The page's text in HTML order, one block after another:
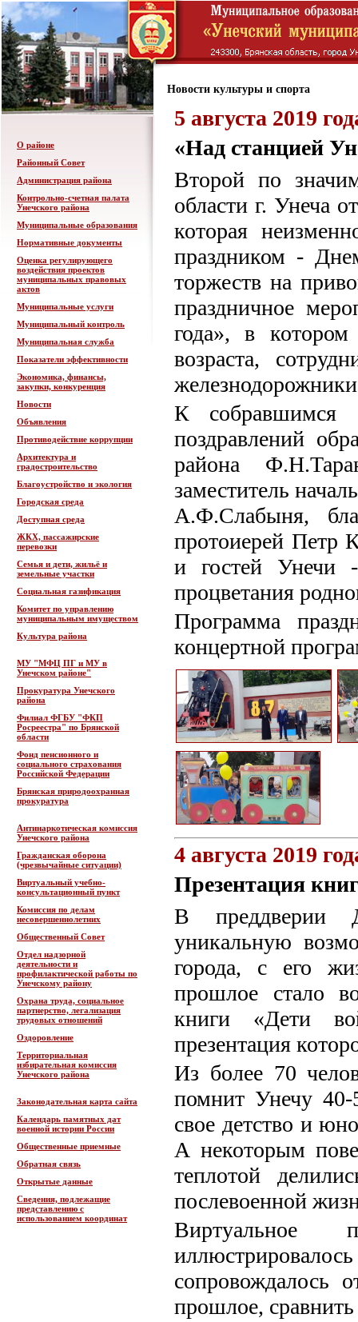
О районе
Районный Совет
Администрация района
Контрольно-счетная палата
Унечского района
Муниципальные образования
Нормативные документы
Оценка регулирующего
воздействия проектов
муниципальных правовых
актов
Муниципальные услуги
Муниципальный контроль
Муниципальная служба
Показатели эффективности
Экономика, финансы,
закупки, конкуренция
Новости
Объявления
Противодействие коррупции
Архитектура и
градостроительство
Благоустройство и экология
Городская среда
Доступная среда
ЖКХ, пассажирские
перевозки
Семья и дети, жильё и
земельные участки
Социальная газификация
Комитет по управлению
муниципальным имуществом
Культура района
МУ "МФЦ ПГ и МУ в
Унечском районе"
Прокуратура Унечского
района
Филиал ФГБУ "ФКП
Росреестра" по Брянской
области
Фонд пенсионного и
социального страхования
Российской Федерации
Брянская природоохранная
прокуратура
Антинаркотическая комиссия
Унечского района
Гражданская оборона
(чрезвычайные ситуации)
Виртуальный учебно-
консультационный пункт
Комиссия по делам
несовершеннолетних
Общественный Совет
Отдел надзорной
деятельности и
профилактической работы по
Унечскому району
Охрана труда, социальное
партнерство, легализация
трудовых отношений
Оздоровление
Территориальная
избирательная комиссия
Унечского района
Законодательная карта сайта
Календарь памятных дат
военной истории России
Общественные приемные
Обратная связь
Открытые данные
Сведения, подлежащие
представлению с
использованием координат
Новости культуры и спорта
5 августа 2019
«Над станцией
Второй по
области г. Унеча
которая
праздником -
торжеств на
праздничное
года», в
возраста,
К собравшимся
поздравлений
района
заместитель
А.Ф.Слабыня,
протоиерей Петр
и гостей Унечи
процветания
Программа
концертной
4 августа 2019
Презентация
В преддверии
уникальную
города, с его
прошлое стало
книги «Дети
презентация
Из более 70
помнит Унечу 40-
свое детство и
А некоторым
теплотой
послевоенной
Виртуальное
сопровождалось
прошлое, сравнить